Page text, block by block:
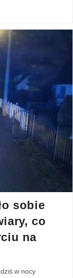
sobie
co
na
w nocy